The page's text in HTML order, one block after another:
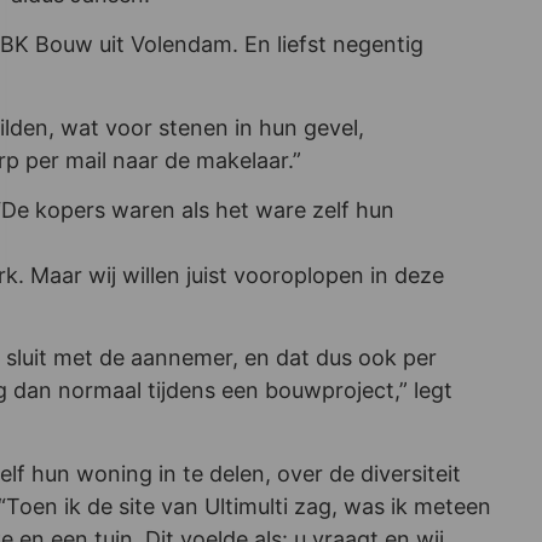
Bouw uit Volendam. En liefst negentig
wat voor stenen in hun gevel,
per mail naar de makelaar.”
kopers waren als het ware zelf hun
Maar wij willen juist vooroplopen in deze
met de aannemer, en dat dus ook per
normaal tijdens een bouwproject,” legt
hun woning in te delen, over de diversiteit
ik de site van Ultimulti zag, was ik meteen